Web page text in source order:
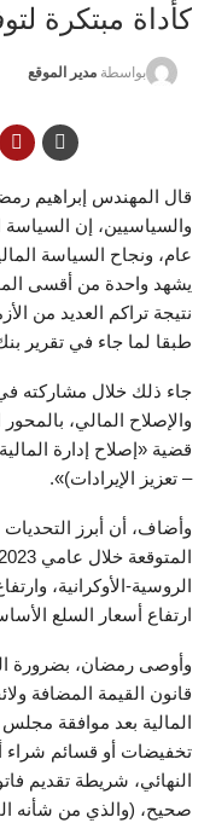
كأداة مبتكرة
بواسطة مدير الموقع
قال المهندس إبراهيم
والسياسيين، إن
عام، ونجاح السياسة
يشهد واحدة من أقسى
نتيجة تراكم العديد من
طبقا لما جاء في تقرير
جاء ذلك خلال مشاركته
والإصلاح المالي،
قضية «إصلاح إدارة
– تعزيز الإيرادات)».
وأضاف، أن أبرز
الروسية-الأوكرانية،
ارتفاع أسعار السلع
قانون القيمة المضافة
المالية بعد موافقة
تخفيضات أو قسائم شراء
النهائي، شريطة تقديم
صحيح، (والذي من شأنه